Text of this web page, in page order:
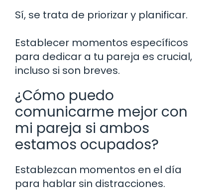
Sí, se trata de priorizar y planificar.
Establecer momentos específicos
para dedicar a tu pareja es crucial,
incluso si son breves.
¿Cómo puedo
comunicarme mejor con
mi pareja si ambos
estamos ocupados?
Establezcan momentos en el día
para hablar sin distracciones.